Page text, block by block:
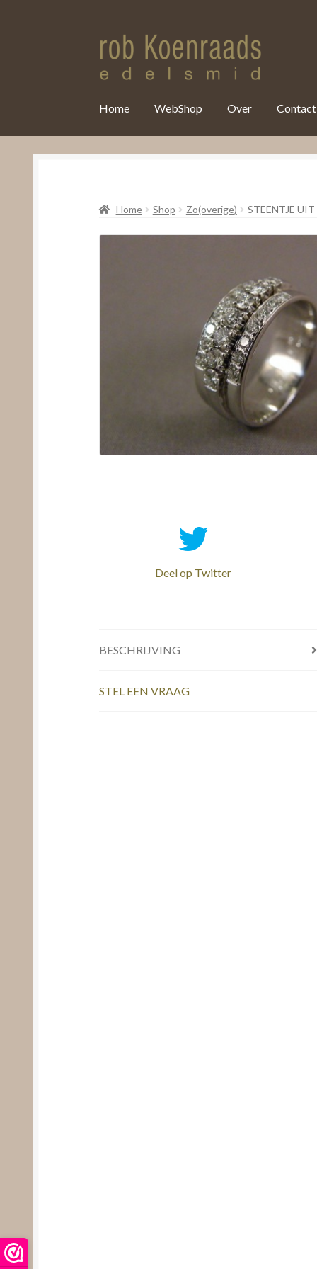
Home WebShop Over Contact
Home Shop Zo(overige) STEENTJE
Deel op Twitter
BESCHRIJVING
STEL EEN VRAAG